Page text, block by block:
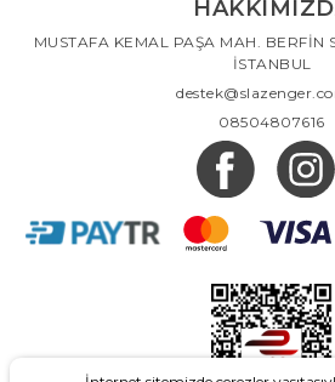
MUSTAFA KEMAL PAŞA MAH. BERFİN
İSTANBUL
08504807616